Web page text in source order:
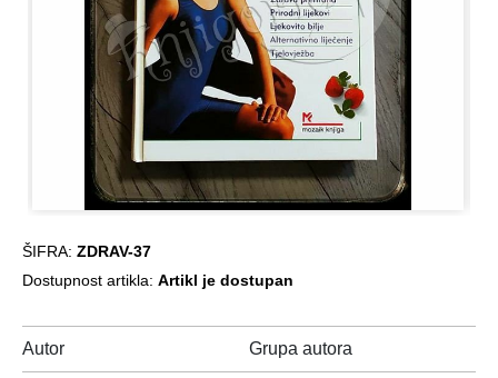
ŠIFRA: ZDRAV-37
Dostupnost artikla: Artikl je dostupan
Autor Grupa autora